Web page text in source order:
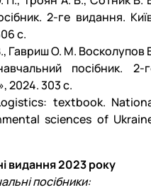
2-ге видання.
с.
Гавриш О. М. Восколупов
посібник. 2-
2024. 303 с.
textbook.
sciences of
видання 2023 року
посібники: